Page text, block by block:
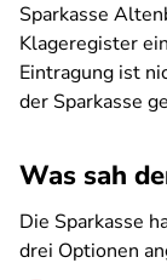
Sparkasse
Klageregister
Eintragung ist
der Sparkasse
Was sah
Die Sparkasse
drei Optionen